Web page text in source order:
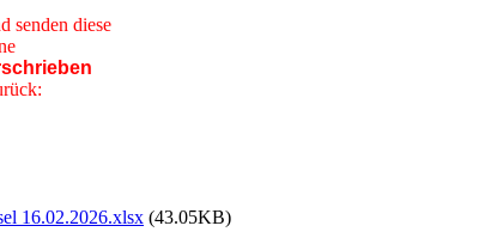
senden diese
16.02.2026.xlsx (43.05KB)